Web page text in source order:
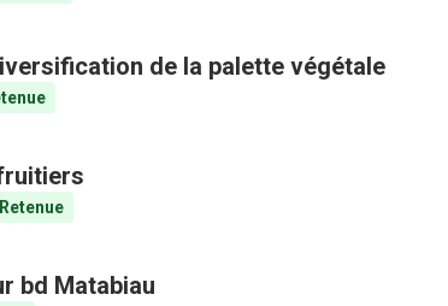
de la palette végétale
Retenue
bd Matabiau